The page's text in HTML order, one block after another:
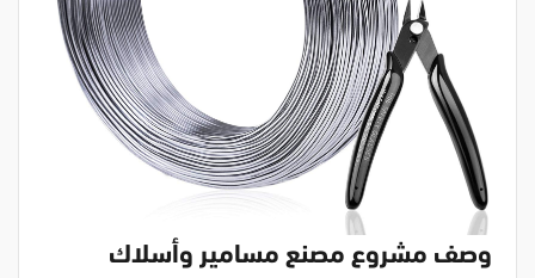
وصف مشروع مصنع مسامير وأسلاك